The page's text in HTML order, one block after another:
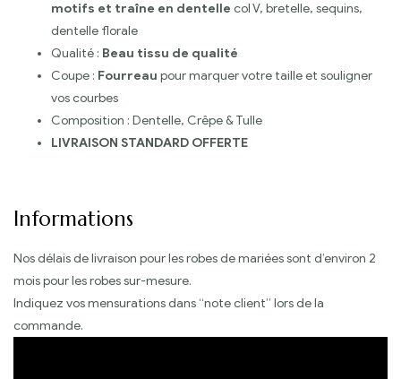
motifs et traîne en dentelle col V, bretelle, sequins,
dentelle florale
Qualité : Beau tissu de qualité
Coupe : Fourreau pour marquer votre taille et souligner
vos courbes
Composition : Dentelle, Crêpe & Tulle
LIVRAISON STANDARD OFFERTE
Informations
Nos délais de livraison pour les robes de mariées sont d’environ 2
mois pour les robes sur-mesure.
Indiquez vos mensurations dans “note client” lors de la
commande.